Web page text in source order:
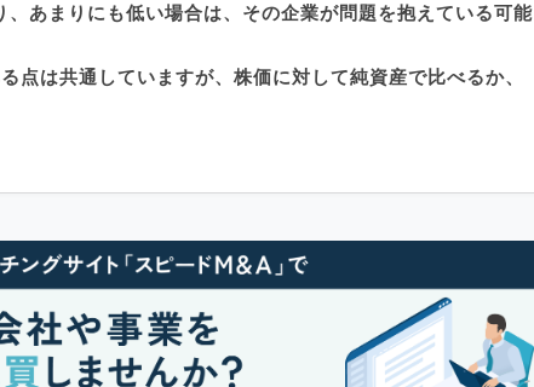
あまりにも低い場合は、その企業が問題を抱えている可能
点は共通していますが、株価に対して純資産で比べるか、